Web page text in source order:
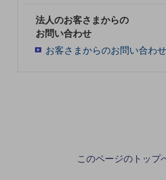
ドコモBiz データ無制限 ドコモ MAX ドコモ
ケータイプラン
法人のお客さまからの
お問い合わせ
お客さまからのお問い合わせ
このページのトップ